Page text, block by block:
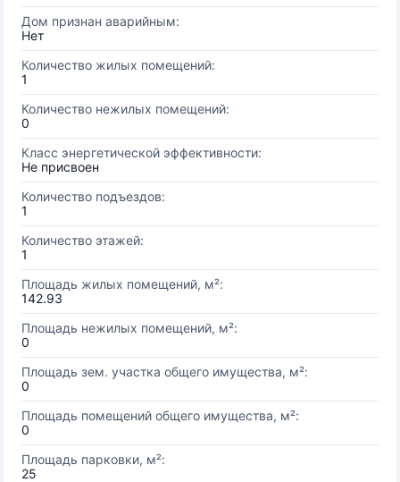
Дом признан аварийным:
Нет
Количество жилых помещений:
1
Количество нежилых помещений:
0
Класс энергетической эффективности:
Не присвоен
Количество подъездов:
1
Количество этажей:
1
Площадь жилых помещений, м²:
142.93
Площадь нежилых помещений, м²:
0
Площадь зем. участка общего имущества, м²:
0
Площадь помещений общего имущества, м²:
0
Площадь парковки, м²:
25